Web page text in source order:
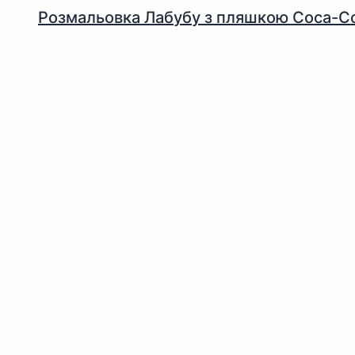
Розмальовка Лабубу з пляшкою Coca-